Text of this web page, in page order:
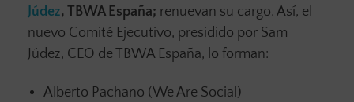
Júdez, TBWA España; renuevan su cargo. Así, el
nuevo Comité Ejecutivo, presidido por Sam
Júdez, CEO de TBWA España, lo forman:
Alberto Pachano (We Are Social)